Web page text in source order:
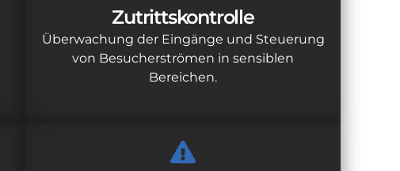
Zutrittskontrolle
Überwachung der Eingänge und Steuerung
von Besucherströmen in sensiblen
Bereichen.